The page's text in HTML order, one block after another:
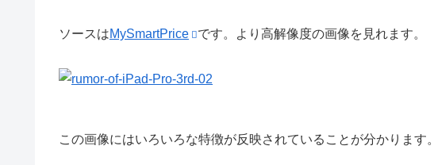
ソースはMySmartPrice です。より高解像度の画像を見れます。
この画像にはいろいろな特徴が反映されていることが分かります。